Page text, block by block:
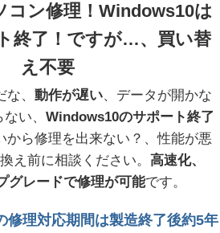
コン修理！Windows10は
終了！ですが…、買い替
え不要
、 動作が遅い、データが開かな
い、 Windows10のサポート終了
ら修理を出来ない？、性能が悪
え前に相談ください。高速化、
グレードで修理が可能です。
修理対応期間は製造終了後約5年